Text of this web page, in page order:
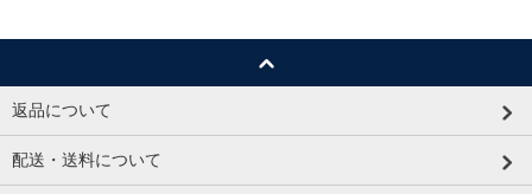
返品について
配送・送料について